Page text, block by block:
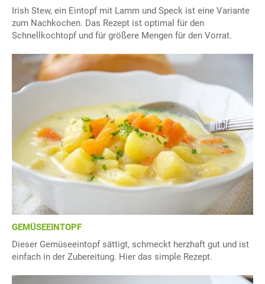
Irish Stew, ein Eintopf mit Lamm und Speck ist eine Variante
zum Nachkochen. Das Rezept ist optimal für den
Schnellkochtopf und für größere Mengen für den Vorrat.
GEMÜSEEINTOPF
Dieser Gemüseeintopf sättigt, schmeckt herzhaft gut und ist
einfach in der Zubereitung. Hier das simple Rezept.